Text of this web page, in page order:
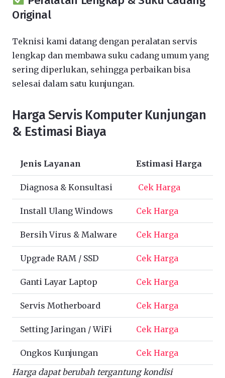
Original
Teknisi kami datang dengan peralatan servis
lengkap dan membawa suku cadang umum yang
sering diperlukan, sehingga perbaikan bisa
selesai dalam satu kunjungan.
Harga Servis Komputer Kunjungan
& Estimasi Biaya
Jenis Layanan Estimasi Harga
Diagnosa & Konsultasi Cek Harga
Install Ulang Windows Cek Harga
Bersih Virus & Malware Cek Harga
Upgrade RAM / SSD Cek Harga
Ganti Layar Laptop Cek Harga
Servis Motherboard Cek Harga
Setting Jaringan / WiFi Cek Harga
Ongkos Kunjungan
Cek Harga
Harga dapat berubah tergantung kondisi